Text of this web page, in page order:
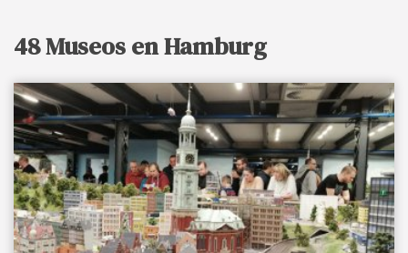
48 Museos en Hamburg